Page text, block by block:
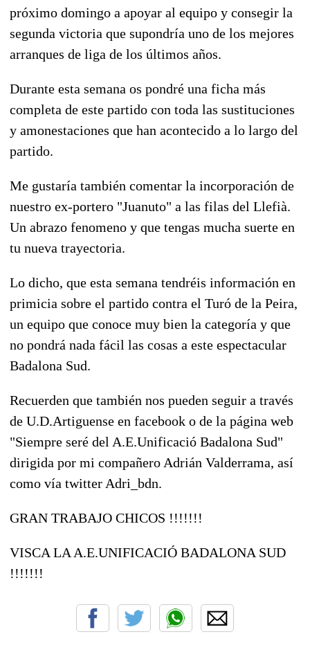
próximo domingo a apoyar al equipo y consegir la
segunda victoria que supondría uno de los mejores
arranques de liga de los últimos años.
Durante esta semana os pondré una ficha más
completa de este partido con toda las sustituciones
y amonestaciones que han acontecido a lo largo del
partido.
Me gustaría también comentar la incorporación de
nuestro ex-portero "Juanuto" a las filas del Llefià.
Un abrazo fenomeno y que tengas mucha suerte en
tu nueva trayectoria.
Lo dicho, que esta semana tendréis información en
primicia sobre el partido contra el Turó de la Peira,
un equipo que conoce muy bien la categoría y que
no pondrá nada fácil las cosas a este espectacular
Badalona Sud.
Recuerden que también nos pueden seguir a través
de U.D.Artiguense en facebook o de la página web
"Siempre seré del A.E.Unificació Badalona Sud"
dirigida por mi compañero Adrián Valderrama, así
como vía twitter Adri_bdn.
GRAN TRABAJO CHICOS !!!!!!!
VISCA LA A.E.UNIFICACIÓ BADALONA SUD
!!!!!!!